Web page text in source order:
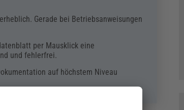
Gerade bei Betriebsanweisungen
per Mausklick eine
und fehlerfrei.
auf höchstem Niveau